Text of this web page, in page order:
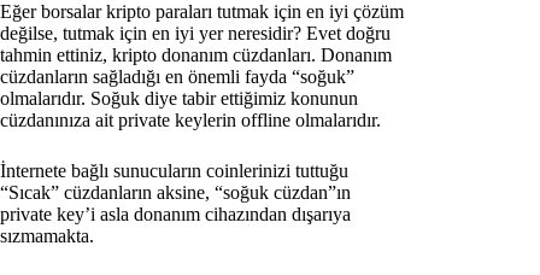
Eğer borsalar kripto paraları tutmak için en iyi çözüm
değilse, tutmak için en iyi yer neresidir? Evet doğru
tahmin ettiniz, kripto donanım cüzdanları. Donanım
cüzdanların sağladığı en önemli fayda “soğuk”
olmalarıdır. Soğuk diye tabir ettiğimiz konunun
cüzdanınıza ait private keylerin offline olmalarıdır.
İnternete bağlı sunucuların coinlerinizi tuttuğu
“Sıcak” cüzdanların aksine, “soğuk cüzdan”ın
private key’i asla donanım cihazından dışarıya
sızmamakta.